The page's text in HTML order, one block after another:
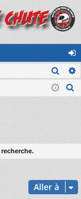
on
ne
h
e
Aller à